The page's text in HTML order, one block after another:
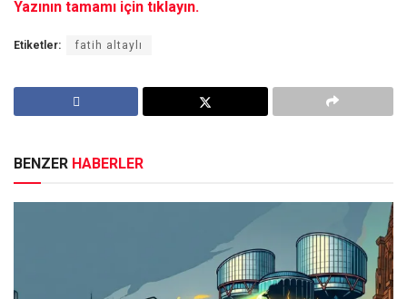
Yazının tamamı için tıklayın.
Etiketler: fatih altaylı
BENZER HABERLER